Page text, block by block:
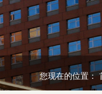
您现在的位置：